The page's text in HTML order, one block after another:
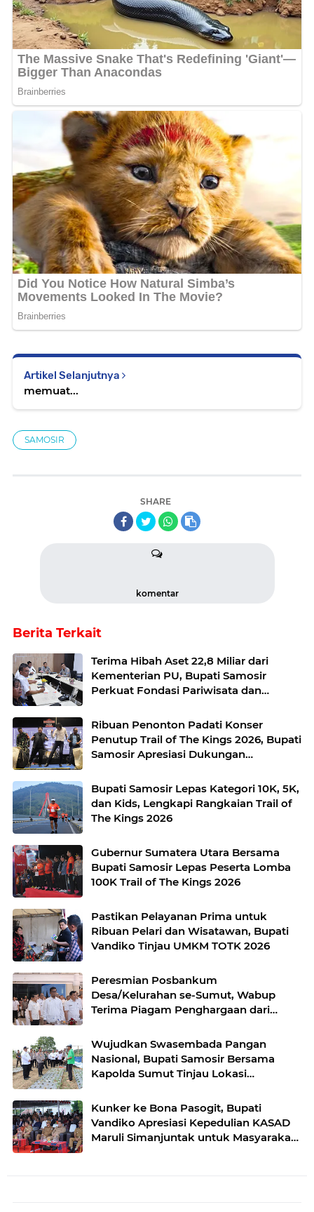
Artikel Selanjutnya
memuat...
SAMOSIR
SHARE
komentar
Berita Terkait
Terima Hibah Aset 22,8 Miliar dari
Kementerian PU, Bupati Samosir
Perkuat Fondasi Pariwisata dan
Ribuan Penonton Padati Konser
Penutup Trail of The Kings 2026, Bupati
Samosir Apresiasi Dukungan
Bupati Samosir Lepas Kategori 10K, 5K,
dan Kids, Lengkapi Rangkaian Trail of
The Kings 2026
Gubernur Sumatera Utara Bersama
Bupati Samosir Lepas Peserta Lomba
100K Trail of The Kings 2026
Pastikan Pelayanan Prima untuk
Ribuan Pelari dan Wisatawan, Bupati
Vandiko Tinjau UMKM TOTK 2026
Peresmian Posbankum
Desa/Kelurahan se-Sumut, Wabup
Terima Piagam Penghargaan dari
Wujudkan Swasembada Pangan
Nasional, Bupati Samosir Bersama
Kapolda Sumut Tinjau Lokasi
Kecamatan Simanindo
Kunker ke Bona Pasogit, Bupati
Vandiko Apresiasi Kepedulian KASAD
Maruli Simanjuntak untuk Masyarakat